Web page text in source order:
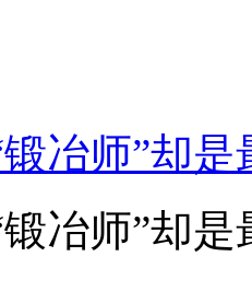
冶师”却是
冶师”却